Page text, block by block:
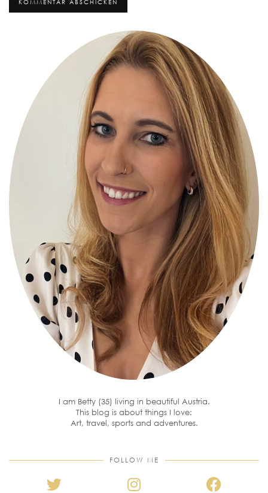
I am Betty (35) living in beautiful Austria.
This blog is about things I love:
Art, travel, sports and adventures.
FOLLOW ME